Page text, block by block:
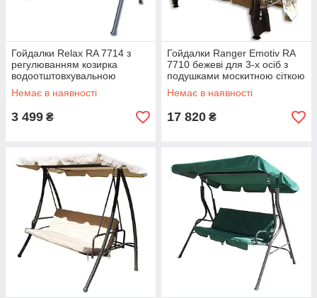
Гойдалки Relax RA 7714 з
регулюванням козирка
водоотштовхувальною
тканиною міцною
конструкцією для саду та дачі
Немає в наявності
3 499 ₴
Гойдалки Ranger Emotiv RA
7710 бежеві для 3-х осіб з
подушками москитною сіткою
розмір 257х235х174 см
навантаження 250 кг
Немає в наявності
17 820 ₴